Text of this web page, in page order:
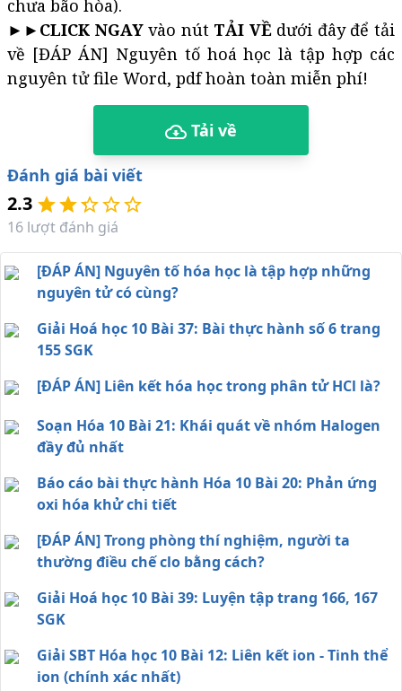
chưa bão hòa).
►► CLICK NGAYvào nútTẢI VỀdưới đây để tải
về [ĐÁP ÁN] Nguyên tố hoá học là tập hợp các
nguyên tử file Word, pdf hoàn toàn miễn phí!
Tải về
Đánh giá bài viết
2.3
16 lượt đánh giá
[ĐÁP ÁN] Nguyên tố hóa học là tập hợp những
nguyên tử có cùng?
Giải Hoá học 10 Bài 37: Bài thực hành số 6 trang
155 SGK
[ĐÁP ÁN] Liên kết hóa học trong phân tử HCl là?
Soạn Hóa 10 Bài 21: Khái quát về nhóm Halogen
đầy đủ nhất
Báo cáo bài thực hành Hóa 10 Bài 20: Phản ứng
oxi hóa khử chi tiết
[ĐÁP ÁN] Trong phòng thí nghiệm, người ta
thường điều chế clo bằng cách?
Giải Hoá học 10 Bài 39: Luyện tập trang 166, 167
SGK
Giải SBT Hóa học 10 Bài 12: Liên kết ion - Tinh thể
ion (chính xác nhất)